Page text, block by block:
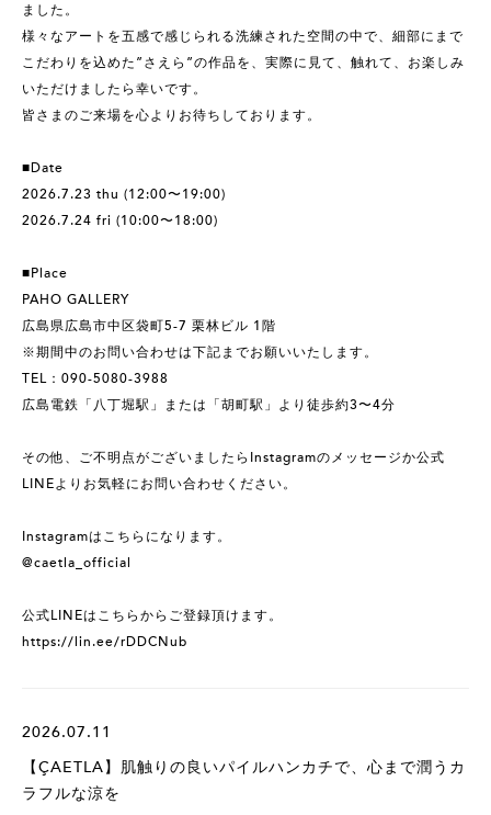
ました。
様々なアートを五感で感じられる洗練された空間の中で、細部にまで
こだわりを込めた”さえら”の作品を、実際に見て、触れて、お楽しみ
いただけましたら幸いです。
皆さまのご来場を心よりお待ちしております。
■Date
2026.7.23 thu (12:00〜19:00)
2026.7.24 fri (10:00〜18:00)
■Place
PAHO GALLERY
広島県広島市中区袋町5-7 栗林ビル 1階
※期間中のお問い合わせは下記までお願いいたします。
TEL：090-5080-3988
広島電鉄「八丁堀駅」または「胡町駅」より徒歩約3〜4分
その他、ご不明点がございましたらInstagramのメッセージか公式
LINEよりお気軽にお問い合わせください。
Instagramはこちらになります。
@caetla_official
公式LINEはこちらからご登録頂けます。
https://lin.ee/rDDCNub
2026.07.11
【ÇAETLA】肌触りの良いパイルハンカチで、心まで潤うカ
ラフルな涼を